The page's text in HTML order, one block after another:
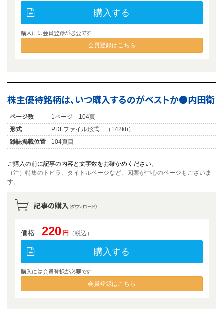
購入する
購入には会員登録が必要です
会員登録はこちら
株主優待銘柄は、いつ購入するのがベストか●内田衛
ページ数
1ページ 104頁
形式
PDFファイル形式 （142kb）
雑誌掲載位置
104頁目
ご購入の前に記事の内容と文字数をお確かめください。
（注）特集のトビラ、タイトルページなど、図案が中心のページもございま
す。
記事の購入 （ダウンロード）
価格 220 円 （税込）
購入する
購入には会員登録が必要です
会員登録はこちら